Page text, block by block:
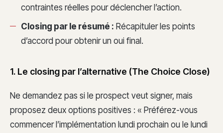
contraintes réelles pour déclencher l’action.
Closing par le résumé : Récapituler les points
d’accord pour obtenir un oui final.
1. Le closing par l’alternative (The Choice Close)
Ne demandez pas si le prospect veut signer, mais
proposez deux options positives : « Préférez-vous
commencer l’implémentation lundi prochain ou le lundi